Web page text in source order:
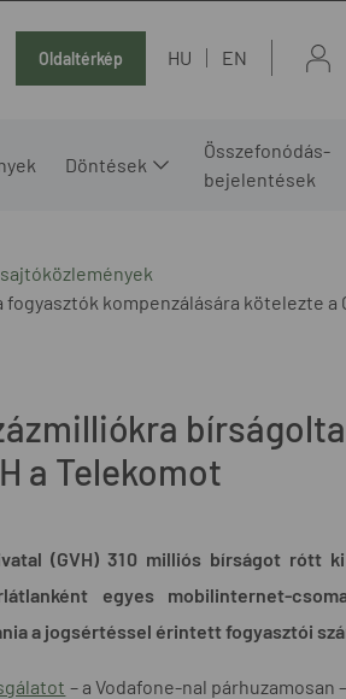
Oldaltérkép HU EN
Döntések
Összefonódás-
bejelentések
kompenzálására kötelezte a
a Telekomot
(GVH) 310 milliós bírságot rótt
egyes mobilinternet-
a jogsértéssel érintett fogyasztói
– a Vodafone-nal párhuzamosan